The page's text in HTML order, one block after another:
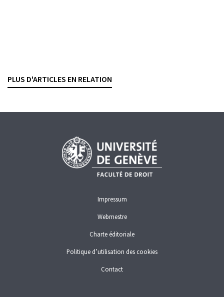
PLUS D'ARTICLES EN RELATION
Impressum
Webmestre
Charte éditoriale
Politique d’utilisation des cookies
Contact